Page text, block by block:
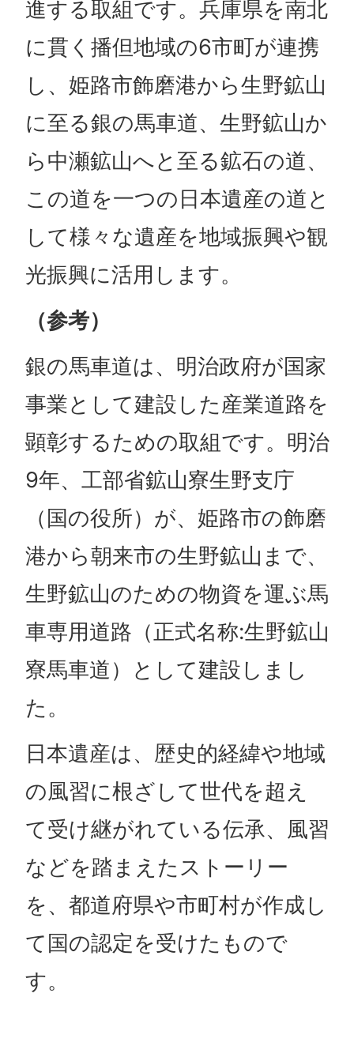
進する取組です。兵庫県を南北
に貫く播但地域の6市町が連携
し、姫路市飾磨港から生野鉱山
に至る銀の馬車道、生野鉱山か
ら中瀬鉱山へと至る鉱石の道、
この道を一つの日本遺産の道と
して様々な遺産を地域振興や観
光振興に活用します。
（参考）
銀の馬車道は、明治政府が国家
事業として建設した産業道路を
顕彰するための取組です。明治
9年、工部省鉱山寮生野支庁
（国の役所）が、姫路市の飾磨
港から朝来市の生野鉱山まで、
生野鉱山のための物資を運ぶ馬
車専用道路（正式名称:生野鉱山
寮馬車道）として建設しまし
た。
日本遺産は、歴史的経緯や地域
の風習に根ざして世代を超え
て受け継がれている伝承、風習
などを踏まえたストーリー
を、都道府県や市町村が作成し
て国の認定を受けたもので
す。